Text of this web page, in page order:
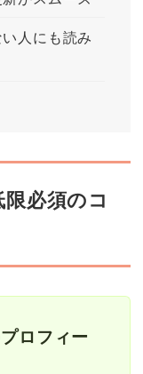
人にも読み
必須のコ
ロフィー